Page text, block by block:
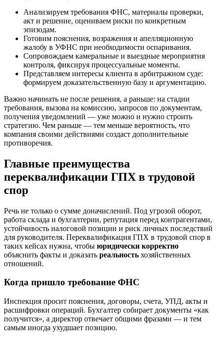
Анализируем требования ФНС, материалы проверки,
акт и решение, оцениваем риски по конкретным
эпизодам.
Готовим пояснения, возражения и апелляционную
жалобу в УФНС при необходимости оспаривания.
Сопровождаем камеральные и выездные мероприятия
контроля, фиксируя процессуальные моменты.
Представляем интересы клиента в арбитражном суде:
формируем доказательственную базу и аргументацию.
Важно начинать не после решения, а раньше: на стадии
требования, вызова на комиссию, запросов по документам,
получения уведомлений — уже можно и нужно строить
стратегию. Чем раньше — тем меньше вероятность, что
компания своими действиями создаст дополнительные
противоречия.
Главные преимущества
переквалификации ГПХ в трудовой
спор
Речь не только о сумме доначислений. Под угрозой оборот,
работа склада и бухгалтерии, репутация перед контрагентами,
устойчивость налоговой позиции и риск личных последствий
для руководителя. Переквалификация ГПХ в трудовой спор в
таких кейсах нужна, чтобы юридически корректно
объяснить факты и доказать реальность хозяйственных
отношений.
Когда пришло требование ФНС
Инспекция просит пояснения, договоры, счета, УПД, акты и
расшифровки операций. Бухгалтер собирает документы «как
получится», а директор отвечает общими фразами — и тем
самым иногда ухудшает позицию.